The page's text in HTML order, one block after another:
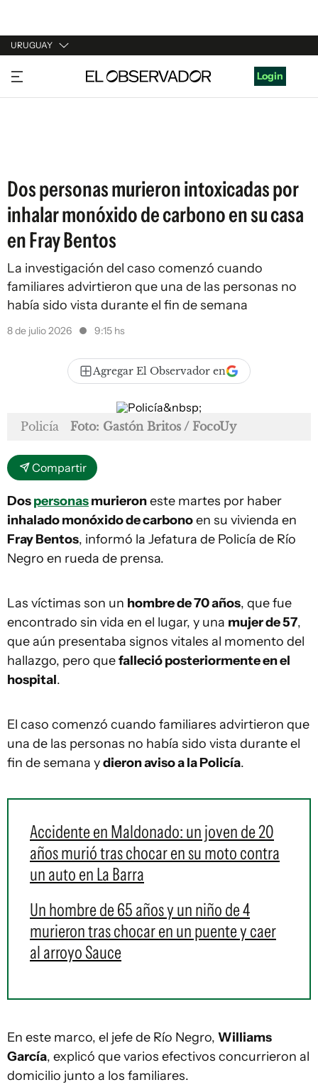
URUGUAY
URUGUAY
ARGENTINA
Login
Dos personas murieron intoxicadas por
inhalar monóxido de carbono en su casa
en Fray Bentos
La investigación del caso comenzó cuando
familiares advirtieron que una de las personas no
había sido vista durante el fin de semana
8 de julio 2026 9:15 hs
Agregar El Observador en
Policía Foto: Gastón Britos / FocoUy
Compartir
Dospersonasmurieroneste martes por haber
inhalado monóxido de carbonoen su vivienda en
Fray Bentos, informó la Jefatura de Policía de Río
Negro en rueda de prensa.
Las víctimas son un hombre de 70 años, que fue
encontrado sin vida en el lugar, y una mujer de 57,
que aún presentaba signos vitales al momento del
hallazgo, pero quefalleció posteriormente en el
hospital.
El caso comenzó cuando familiares advirtieron que
una de las personas no había sido vista durante el
fin de semana ydieron aviso a la Policía.
Accidente en Maldonado: un joven de 20
años murió tras chocar en su moto contra
un auto en La Barra
Un hombre de 65 años y un niño de 4
murieron tras chocar en un puente y caer
al arroyo Sauce
En este marco, el jefe de Río Negro, Williams
García, explicó que varios efectivos concurrieron al
domicilio junto a los familiares.